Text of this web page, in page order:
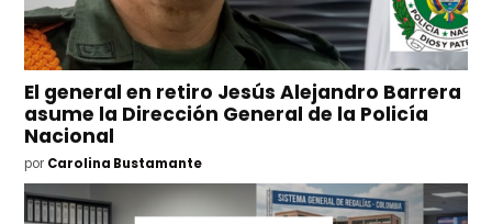
El general en retiro Jesús Alejandro Barrera
asume la Dirección General de la Policía
Nacional
por Carolina Bustamante